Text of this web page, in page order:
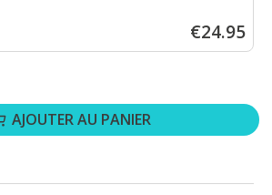
€24.95
AJOUTER AU PANIER